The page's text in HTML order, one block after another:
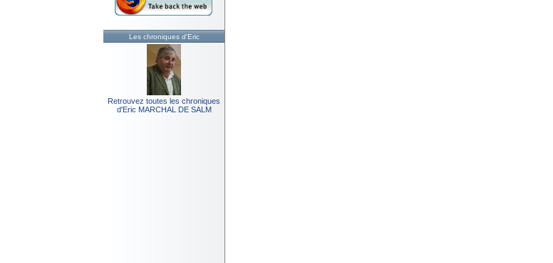
Les chroniques d'Eric
Retrouvez toutes les chroniques
d'Eric MARCHAL DE SALM